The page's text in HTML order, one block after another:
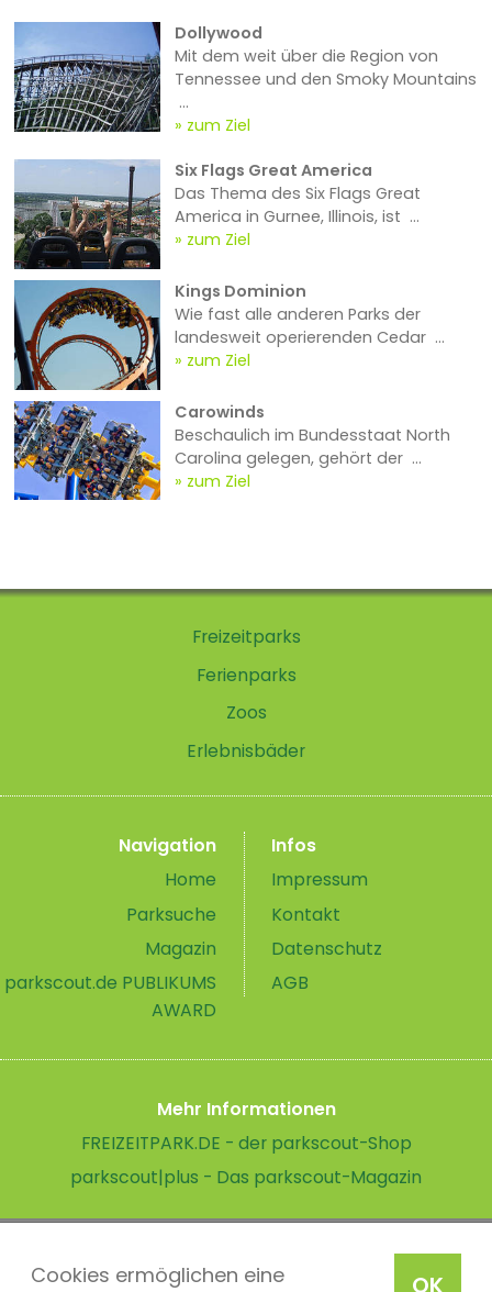
OK
Cookies ermöglichen eine
Dollywood
Mit dem weit über die Region von
Tennessee und den Smoky Mountains
...
zum Ziel
Six Flags Great America
Das Thema des Six Flags Great
America in Gurnee, Illinois, ist ...
zum Ziel
Kings Dominion
Wie fast alle anderen Parks der
landesweit operierenden Cedar ...
zum Ziel
Carowinds
Beschaulich im Bundesstaat North
Carolina gelegen, gehört der ...
zum Ziel
Freizeitparks
Ferienparks
Zoos
Erlebnisbäder
Navigation
Home
Parksuche
Magazin
parkscout.de PUBLIKUMS
AWARD
Infos
Impressum
Kontakt
Datenschutz
AGB
Mehr Informationen
FREIZEITPARK.DE - der parkscout-Shop
parkscout|plus - Das parkscout-Magazin